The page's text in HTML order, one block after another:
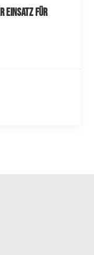
Einsatz für